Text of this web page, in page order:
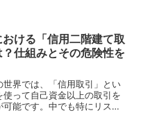
依...ける「信用二階建て取
仕組みとその危険性を
世界では、「信用取引」とい
使って自己資金以上の取引を
可能です。中でも特にリスク